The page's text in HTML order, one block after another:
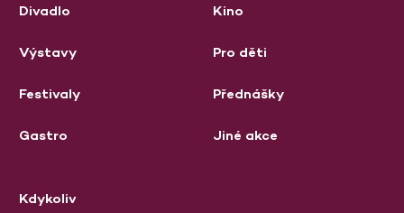
Divadlo
Výstavy
Festivaly
Gastro
Kino
Pro děti
Přednášky
Jiné akce
Kdykoliv